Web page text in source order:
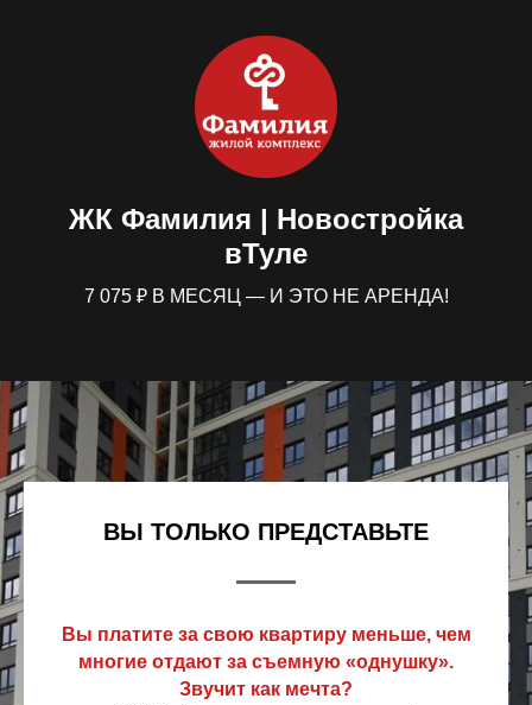
ЖК Фамилия | Новостройка
вТуле
7 075 ₽ В МЕСЯЦ — И ЭТО НЕ АРЕНДА!
ВЫ ТОЛЬКО ПРЕДСТАВЬТЕ
Вы платите за свою квартиру меньше, чем
многие отдают за съемную «однушку».
Звучит как мечта?